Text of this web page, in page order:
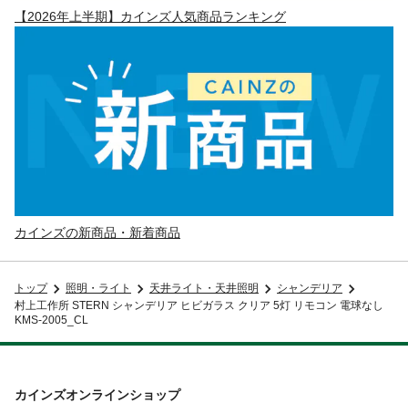
【2026年上半期】カインズ人気商品ランキング
カインズの新商品・新着商品
トップ 照明・ライト 天井ライト・天井照明
シャンデリア
村上工作所 STERN シャンデリア ヒビガラス クリア 5灯 リモコン 電球なし
KMS-2005_CL
カインズオンラインショップ